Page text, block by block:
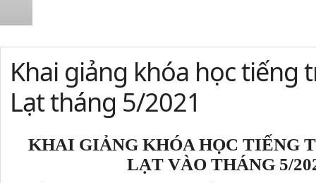
Khai giảng khóa học tiếng
Lạt tháng 5/2021
KHAI GIẢNG KHÓA HỌC TIẾNG
LẠT VÀO THÁNG 5/